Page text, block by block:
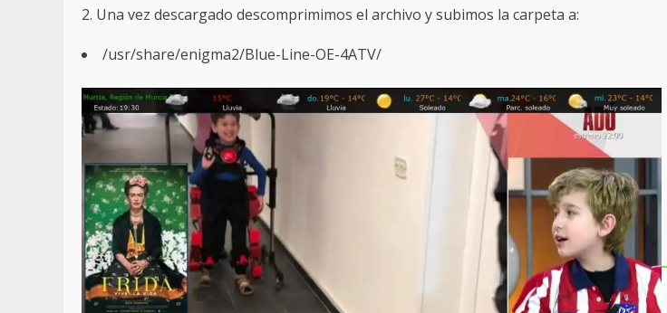
2. Una vez descargado descomprimimos el archivo y subimos la carpeta a:
/usr/share/enigma2/Blue-Line-OE-4ATV/